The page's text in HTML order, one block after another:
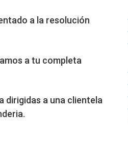
a la resolución
a tu completa
dirigidas a una clientela